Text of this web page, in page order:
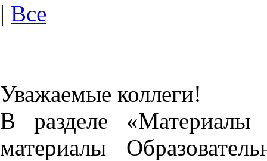
| Все
Уважаемые коллеги!
В разделе «Материалы
материалы